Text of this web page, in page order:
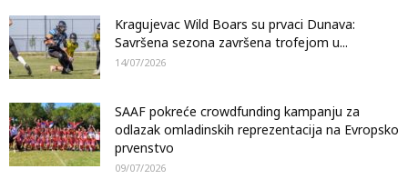
Kragujevac Wild Boars su prvaci Dunava:
Savršena sezona završena trofejom u...
14/07/2026
SAAF pokreće crowdfunding kampanju za
odlazak omladinskih reprezentacija na Evropsko
prvenstvo
09/07/2026